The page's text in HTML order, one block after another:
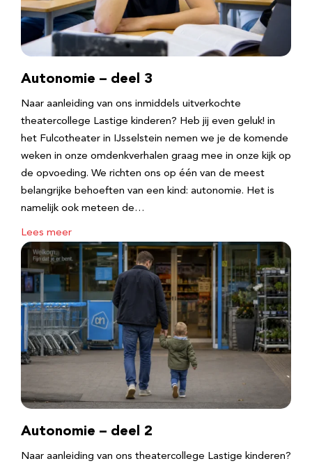
Autonomie – deel 3
Naar aanleiding van ons inmiddels uitverkochte
theatercollege Lastige kinderen? Heb jij even geluk! in
het Fulcotheater in IJsselstein nemen we je de komende
weken in onze omdenkverhalen graag mee in onze kijk op
de opvoeding. We richten ons op één van de meest
belangrijke behoeften van een kind: autonomie. Het is
namelijk ook meteen de…
Lees meer
Autonomie – deel 2
Naar aanleiding van ons theatercollege Lastige kinderen?